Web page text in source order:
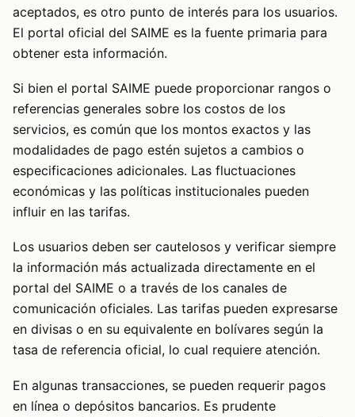
aceptados, es otro punto de interés para los usuarios.
El portal oficial del SAIME es la fuente primaria para
obtener esta información.
Si bien el portal SAIME puede proporcionar rangos o
referencias generales sobre los costos de los
servicios, es común que los montos exactos y las
modalidades de pago estén sujetos a cambios o
especificaciones adicionales. Las fluctuaciones
económicas y las políticas institucionales pueden
influir en las tarifas.
Los usuarios deben ser cautelosos y verificar siempre
la información más actualizada directamente en el
portal del SAIME o a través de los canales de
comunicación oficiales. Las tarifas pueden expresarse
en divisas o en su equivalente en bolívares según la
tasa de referencia oficial, lo cual requiere atención.
En algunas transacciones, se pueden requerir pagos
en línea o depósitos bancarios. Es prudente